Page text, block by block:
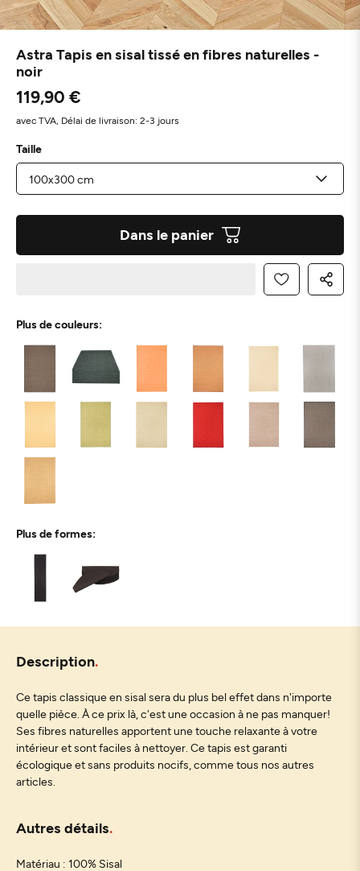
Astra Tapis en sisal tissé en fibres naturelles -
noir
119,90 €
avec TVA, Délai de livraison: 2-3 jours
Taille
Dans le panier
Plus de couleurs:
Plus de formes:
Description
Ce tapis classique en sisal sera du plus bel effet dans n'importe
quelle pièce. À ce prix là, c'est une occasion à ne pas manquer!
Ses fibres naturelles apportent une touche relaxante à votre
intérieur et sont faciles à nettoyer. Ce tapis est garanti
écologique et sans produits nocifs, comme tous nos autres
articles.
Autres détails
Matériau : 100% Sisal